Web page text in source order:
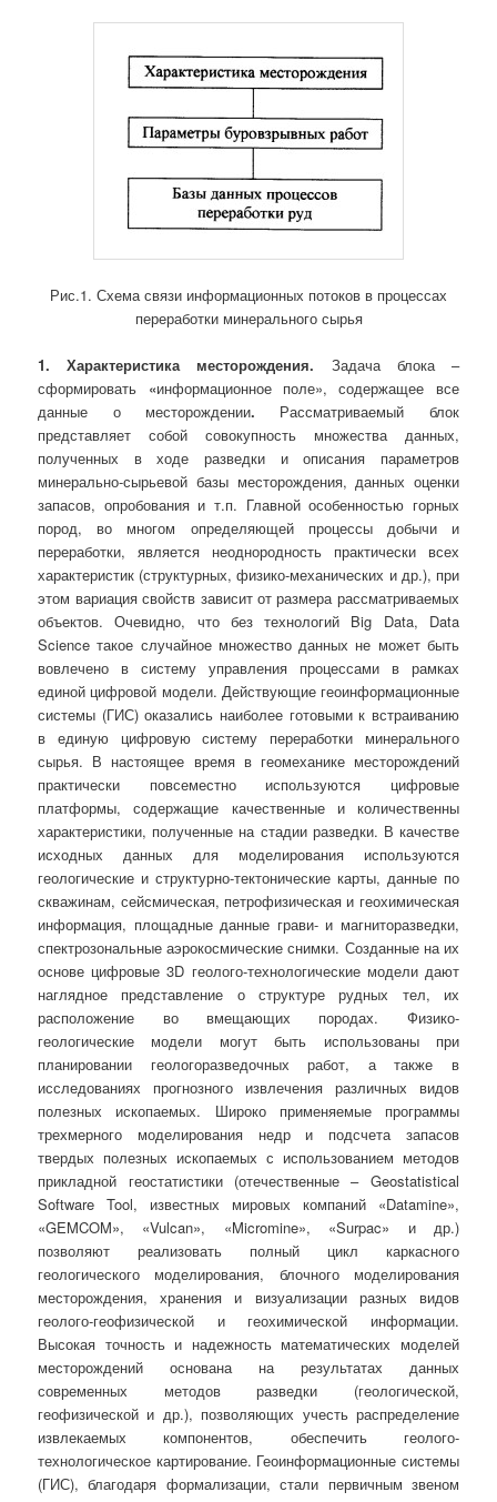
Рис.1. Схема связи информационных потоков в процессах
переработки минерального сырья
1. Характеристика месторождения. Задача
блока –
сформировать «информационное поле», содержащее все
данные о месторождении. Рассматриваемый блок
представляет собой совокупность множества данных,
полученных в ходе разведки и описания параметров
минерально-сырьевой базы месторождения, данных оценки
запасов, опробования и т.п. Главной особенностью горных
пород, во многом определяющей процессы добычи и
переработки, является неоднородность практически всех
характеристик (структурных, физико-механических и др.), при
этом вариация свойств зависит от размера рассматриваемых
объектов. Очевидно, что без технологий Big Data, Data
Science такое случайное множество данных не может быть
вовлечено в систему управления процессами в рамках
единой цифровой модели. Действующие геоинформационные
системы (ГИС) оказались наиболее готовыми к встраиванию
в единую цифровую систему переработки минерального
сырья. В настоящее время в геомеханике месторождений
практически повсеместно используются цифровые
платформы, содержащие качественные и количественны
характеристики, полученные на стадии разведки. В качестве
исходных данных для моделирования используются
геологические и структурно-тектонические карты, данные по
скважинам, сейсмическая, петрофизическая и геохимическая
информация, площадные данные грави- и магниторазведки,
спектрозональные аэрокосмические снимки. Созданные на их
основе цифровые 3D геолого-технологические модели дают
наглядное представление о структуре рудных тел, их
расположение во вмещающих породах. Физико-
геологические модели могут быть использованы при
планировании геологоразведочных работ, а также в
исследованиях прогнозного извлечения различных видов
полезных ископаемых. Широко применяемые программы
трехмерного моделирования недр и подсчета запасов
твердых полезных ископаемых с использованием методов
прикладной геостатистики (отечественные – Geostatistical
Software Tool, известных мировых компаний «Datamine»,
«GEMCOM», «Vulcan», «Micromine», «Surpac» и др.)
позволяют реализовать полный цикл каркасного
геологического моделирования, блочного моделирования
месторождения, хранения и визуализации разных видов
геолого-геофизической и геохимической информации.
Высокая точность и надежность математических моделей
месторождений основана на результатах данных
современных методов разведки (геологической,
геофизической и др.), позволяющих учесть распределение
извлекаемых компонентов, обеспечить геолого-
технологическое картирование. Геоинформационные системы
(ГИС), благодаря формализации, стали первичным звеном